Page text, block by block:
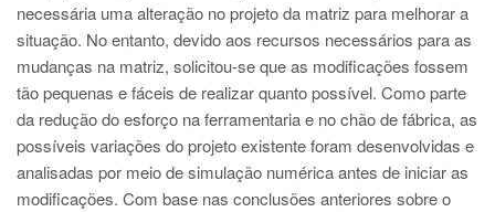
necessária uma alteração no projeto da matriz para melhorar a
situação. No entanto, devido aos recursos necessários para as
mudanças na matriz, solicitou-se que as modificações fossem
tão pequenas e fáceis de realizar quanto possível. Como parte
da redução do esforço na ferramentaria e no chão de fábrica, as
possíveis variações do projeto existente foram desenvolvidas e
analisadas por meio de simulação numérica antes de iniciar as
modificações. Com base nas conclusões anteriores sobre o